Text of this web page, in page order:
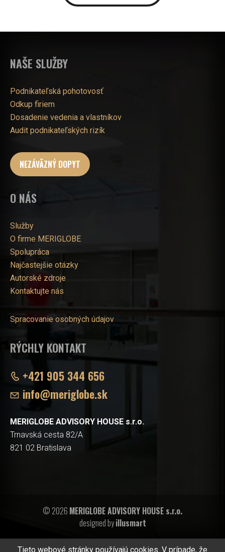
NAŠE SLUŽBY
Podnikateľská pohotovosť
Odkup firiem
Dosadenie vedenia a vlastníkov
Audit podnikateľských rizík
NEZÁVÄZNÝ DOPYT
O NÁS
Služby
O firme MERIGLOBE
Spolupráca
Najčastejšie otázky
Autorské zdroje
Kontaktujte nás
Spracovanie osobných údajov
RÝCHLY KONTAKT
+421 905 344 656
info@meriglobe.sk
MERIGLOBE ADVISORY HOUSE s.r.o.
Trnavská cesta 82/A
821 02 Bratislava
© 2026 MERIGLOBE ADVISORY HOUSE s.r.o.
designed byillusmart
Tieto webové stránky používajú cookies. V prípade, že